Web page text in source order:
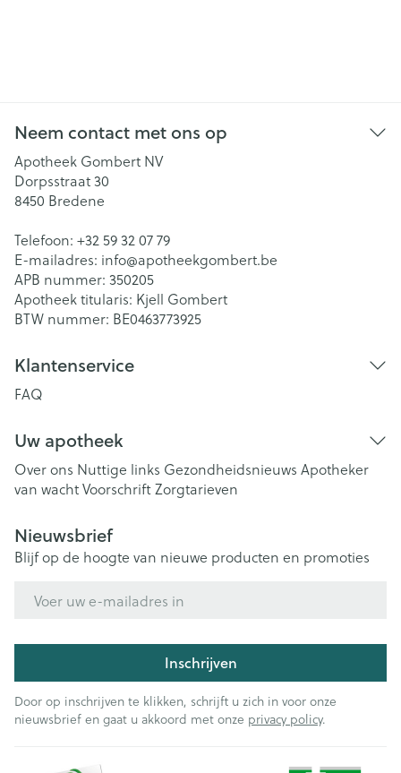
Neem contact met ons op
Apotheek Gombert NV
Dorpsstraat 30
8450 Bredene
Telefoon: +32 59 32 07 79
E-mailadres: info@apotheekgombert.be
APB nummer: 350205
Apotheek titularis: Kjell Gombert
BTW nummer: BE0463773925
Klantenservice
FAQ
Uw apotheek
Over ons Nuttige links Gezondheidsnieuws Apotheker
van wachtVoorschriftZorgtarieven
Nieuwsbrief
Blijf op de hoogte van nieuwe producten en promoties
Inschrijven
Door op inschrijven te klikken, schrijft u zich in voor onze
nieuwsbrief en gaat u akkoord met onze privacy policy.